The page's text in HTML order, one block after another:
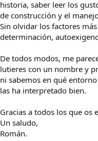
historia, saber leer los
de construcción y el
Sin olvidar los factores
determinación,
De todos modos, me
lutieres con un nombre y
ni sabemos en qué
las ha interpretado bien.
Gracias a todos los que os
Un saludo,
Román.